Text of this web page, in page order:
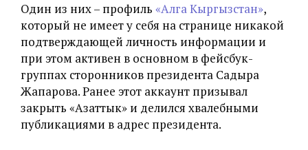
Один из них – профиль «Алга Кыргызстан»,
который не имеет у себя на странице никакой
подтверждающей личность информации и
при этом активен в основном в фейсбук-
группах сторонников президента Садыра
Жапарова. Ранее этот аккаунт призывал
закрыть «Азаттык» и делился хвалебными
публикациями в адрес президента.